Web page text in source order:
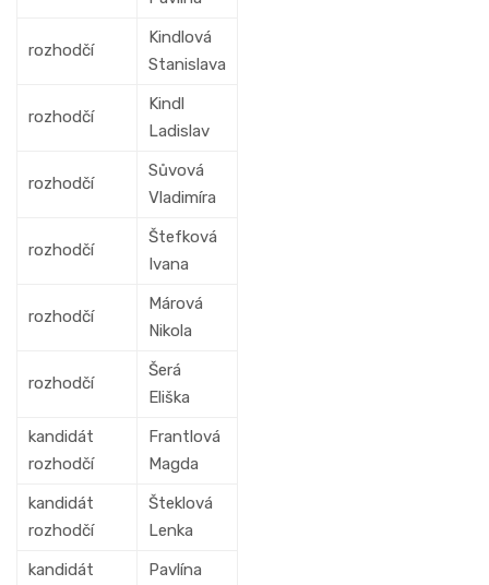
rozhodčí
Kindlová
Stanislava
rozhodčí
Kindl
Ladislav
rozhodčí
Sůvová
Vladimíra
rozhodčí
Štefková
Ivana
rozhodčí
Márová
Nikola
rozhodčí
Šerá
Eliška
kandidát
rozhodčí
Frantlová
Magda
kandidát
rozhodčí
Šteklová
Lenka
kandidát
Pavlína